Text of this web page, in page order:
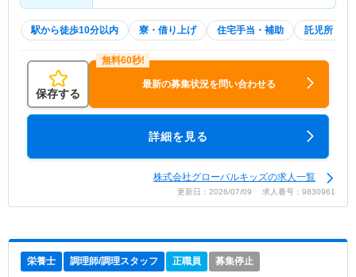
駅から徒歩10分以内 寮・借り上げ 住宅手当・補助 託児所・育
保存する
最新の募集状況を問い合わせる
詳細を見る
株式会社グローバルキッズの求人一覧
更新日：2026/07/09 求人番号：9830961
栄養士 調理師/調理スタッフ 正職員 募集停止